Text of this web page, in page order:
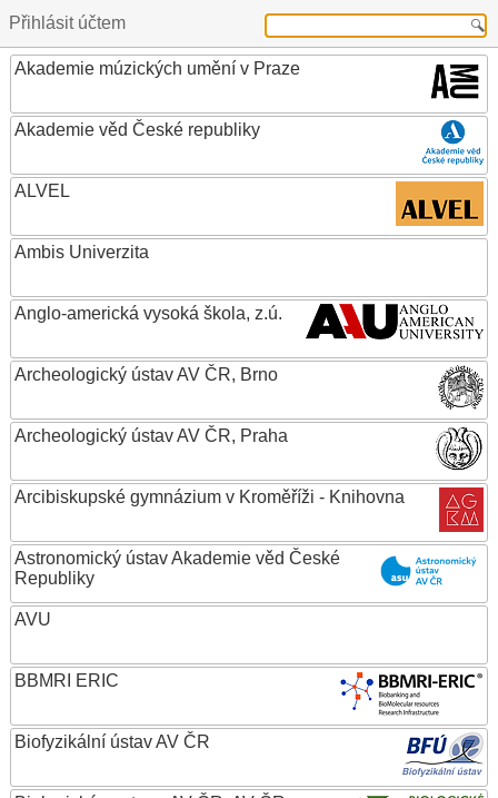
Přihlásit účtem
Akademie múzických umění v Praze
Akademie věd České republiky
ALVEL
Ambis Univerzita
Anglo-americká vysoká škola, z.ú.
Archeologický ústav AV ČR, Brno
Archeologický ústav AV ČR, Praha
Arcibiskupské gymnázium v Kroměříži - Knihovna
Astronomický ústav Akademie věd České
Republiky
AVU
BBMRI ERIC
Biofyzikální ústav AV ČR